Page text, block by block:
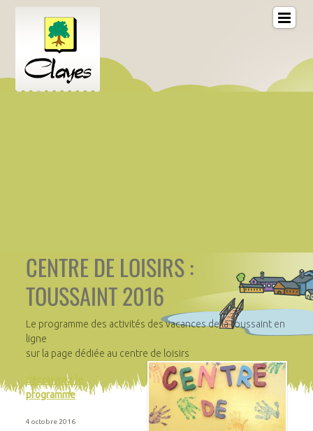
CENTRE DE LOISIRS :
TOUSSAINT 2016
Le programme des activités des vacances de la toussaint en
ligne
sur la page dédiée au centre de loisirs
découvrez le
programme
4 octobre 2016